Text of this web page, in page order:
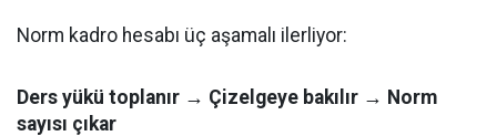
Norm kadro hesabı üç aşamalı ilerliyor:
Ders yükü toplanır → Çizelgeye bakılır → Norm
sayısı çıkar